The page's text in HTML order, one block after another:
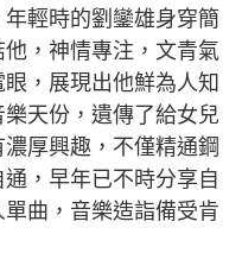
輕時的劉鑾雄身穿簡
，神情專注，文青氣
，展現出他鮮為人知
天份，遺傳了給女兒
厚興趣，不僅精通鋼
，早年已不時分享自
曲，音樂造詣備受肯